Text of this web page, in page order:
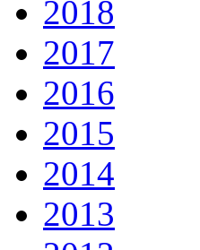
2018
2017
2016
2015
2014
2013